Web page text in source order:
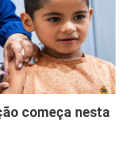
começa nesta